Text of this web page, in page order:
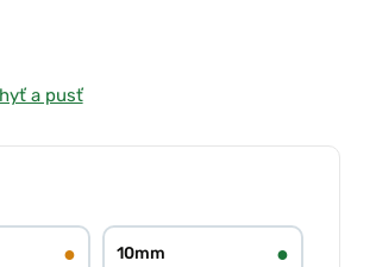
a pusť
● 10mm ●